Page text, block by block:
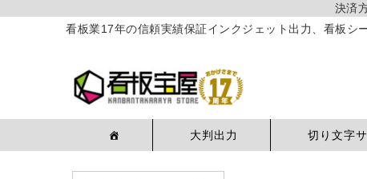
決済
看板業17年の信頼実績保証インクジェット出力、看板シ
大判出力 切り文字